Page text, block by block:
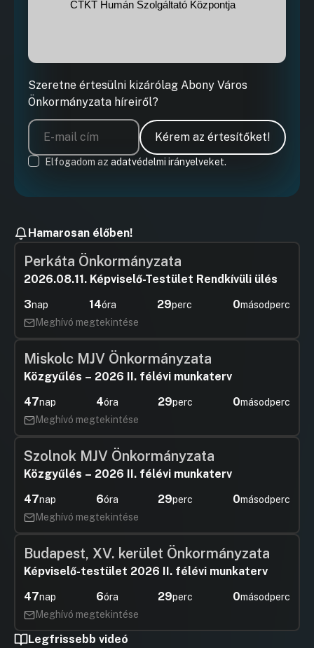
CTKT Humán Szolgáltató Központja
Szeretne értesülni kizárólag Abony Város
Önkormányzata híreiről?
Kérem az értesítőket!
Elfogadom az adatvédelmi irányelveket.
Hamarosan élőben!
Perkáta Önkormányzata
2026.08.11. Képviselő-Testület Rendkívüli ülés
3nap 14óra 29perc 0másodperc
Meghívó megtekintése
Miskolc MJV Önkormányzata
Közgyűlés – 2026 II. félévi munkaterv
47nap 4óra 29perc 0másodperc
Meghívó megtekintése
Szolnok MJV Önkormányzata
Közgyűlés – 2026 II. félévi munkaterv
47nap 6óra 29perc 0másodperc
Meghívó megtekintése
Budapest, XV. kerület Önkormányzata
Képviselő-testület 2026 II. félévi munkaterv
47nap 6óra 29perc 0másodperc
Meghívó megtekintése
Legfrissebb videó